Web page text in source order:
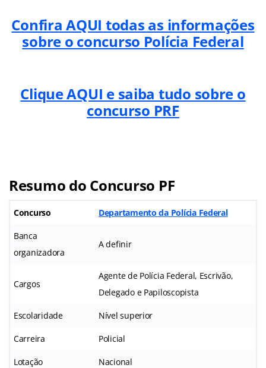
Confira AQUI todas as informações
sobre o concurso Polícia Federal
Clique AQUI e saiba tudo sobre o
concurso PRF
Resumo do Concurso PF
Concurso Departamento da Polícia Federal
Banca
organizadora
A definir
Cargos
Agente de Polícia Federal, Escrivão,
Delegado e Papiloscopista
Escolaridade Nível superior
Carreira Policial
Lotação Nacional